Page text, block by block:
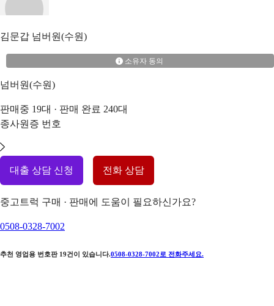
김문갑 넘버원(수원)
소유자 동의
넘버원(수원)
판매중 19대 · 판매 완료 240대
종사원증 번호
대출 상담 신청 전화 상담
중고트럭 구매 · 판매에 도움이 필요하신가요?
0508-0328-7002
추천 영업용 번호판 19건이 있습니다.0508-0328-7002 로 전화주세요.